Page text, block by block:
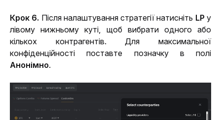
Крок 6. Після налаштування стратегії натисніть LP у
лівому нижньому куті, щоб вибрати одного або
кількох контрагентів. Для максимальної
Анонімно.